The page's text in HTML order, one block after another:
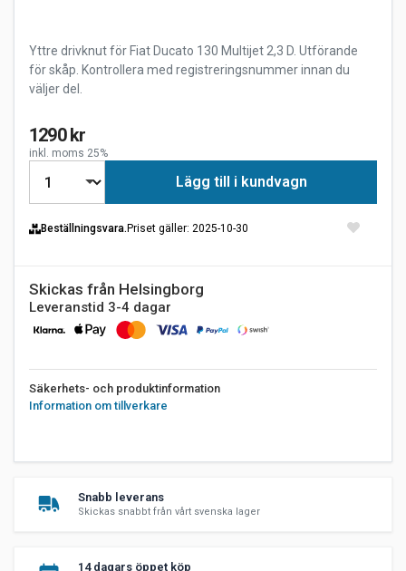
Yttre drivknut för Fiat Ducato 130 Multijet 2,3 D. Utförande
för skåp. Kontrollera med registreringsnummer innan du
väljer del.
1290 kr
inkl. moms 25%
Lägg till i kundvagn
Beställningsvara. Priset gäller: 2025-10-30
Skickas från Helsingborg
Leveranstid 3-4 dagar
Säkerhets- och produktinformation
Information om tillverkare
Snabb leverans
Skickas snabbt från vårt svenska lager
14 dagars öppet köp